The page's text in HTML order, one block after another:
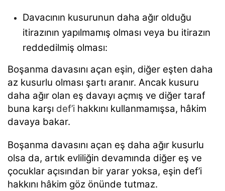
Davacının kusurunun daha ağır olduğu
itirazının yapılmamış olması veya bu itirazın
reddedilmiş olması:
Boşanma davasını açan eşin, diğer eşten daha
az kusurlu olması şartı aranır. Ancak kusuru
daha ağır olan eş davayı açmış ve diğer taraf
buna karşı def’i hakkını kullanmamışsa, hâkim
davaya bakar.
Boşanma davasını açan eş daha ağır kusurlu
olsa da, artık evliliğin devamında diğer eş ve
çocuklar açısından bir yarar yoksa, eşin def’i
hakkını hâkim göz önünde tutmaz.